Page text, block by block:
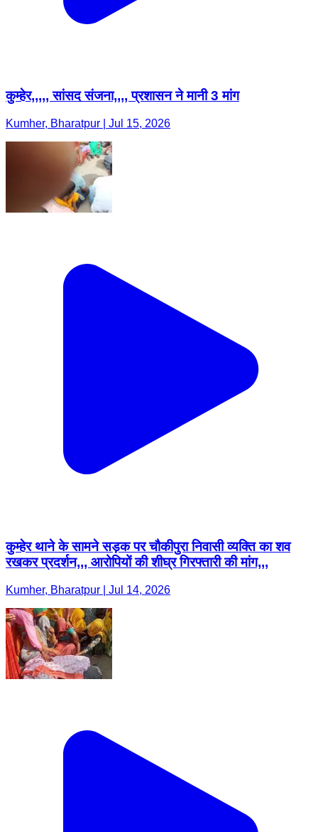
कुम्हेर,,,,, सांसद संजना,,,, प्रशासन ने मानी 3 मांग
Kumher, Bharatpur | Jul 15, 2026
कुम्हेर थाने के सामने सड़क पर चौकीपुरा निवासी व्यक्ति का शव
रखकर प्रदर्शन,,, आरोपियों की शीघ्र गिरफ्तारी की मांग,,,
Kumher, Bharatpur | Jul 14, 2026